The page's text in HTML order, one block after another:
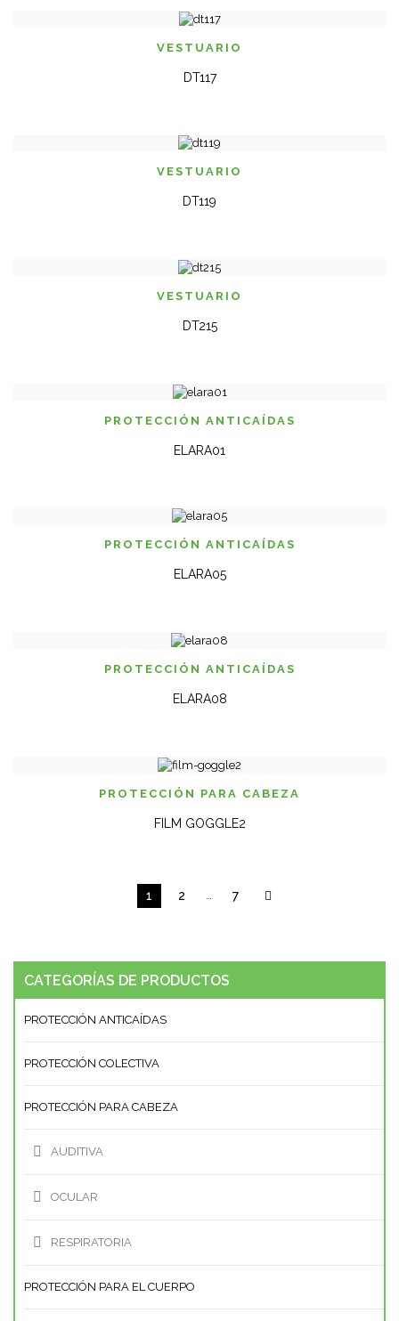
VESTUARIO
DT117
VESTUARIO
DT119
VESTUARIO
DT215
PROTECCIÓN ANTICAÍ­DAS
ELARA01
PROTECCIÓN ANTICAÍ­DAS
ELARA05
PROTECCIÓN ANTICAÍ­DAS
ELARA08
PROTECCIÓN PARA CABEZA
FILM GOGGLE2
1 2 7
CATEGORÍAS DE PRODUCTOS
PROTECCIÓN ANTICAÍ­DAS
PROTECCIÓN COLECTIVA
PROTECCIÓN PARA CABEZA
AUDITIVA
OCULAR
RESPIRATORIA
PROTECCIÓN PARA EL CUERPO